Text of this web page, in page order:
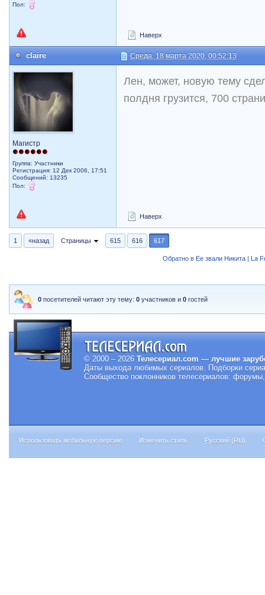
Пол:
Наверх
claire Среда, 18 марта 2020, 00:52:13
Магистр
Группа: Участники
Регистрация: 12 Дек 2006, 17:51
Сообщений: 13235
Пол:
Лен, может, новую тему
полдня грузится, 700
Наверх
1 «назад Страницы 615 616 617
Обратно в Ее звали Никита | La
0 посетителей читают эту тему:0 участников и0 гостей
© 2000 – 2026 Телесериал.com — лучшие
Даты выхода любимых сериалов. Подборки
Сообщество поклонников телесериалов:
Использовать мобильную версию Изменить стиль Русский (RU)